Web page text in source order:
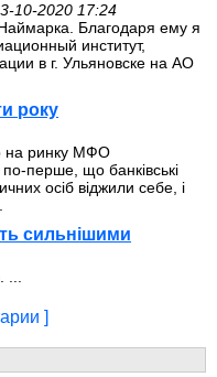
10-2020 17:24
Благодаря ему я
институт,
в г. Ульяновске на АО
року
на ринку МФО
перше, що банківські
осіб віджили себе, і
сильнішими
]